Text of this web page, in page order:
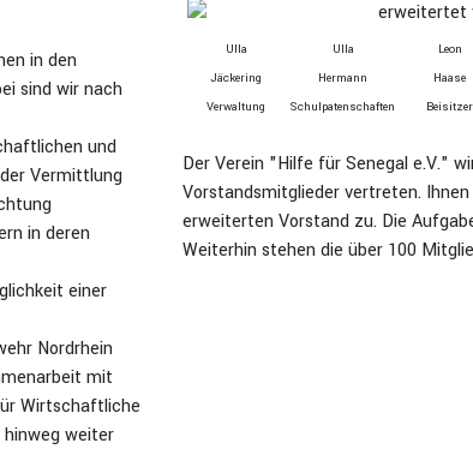
in den
sind wir nach
und
Vermittlung
in deren
einer
Nordrhein
mit
Wirtschaftliche
weiter
Ulla
Jäckering
Verwaltung
Ulla
Hermann
Schul­paten­schaften
Leon
Haase
Beisitzer
Der Verein "Hilfe für Senegal e.V."
Vorstandsmitglieder vertreten.
erweiterten Vorstand zu. Die
Weiterhin stehen die über 100